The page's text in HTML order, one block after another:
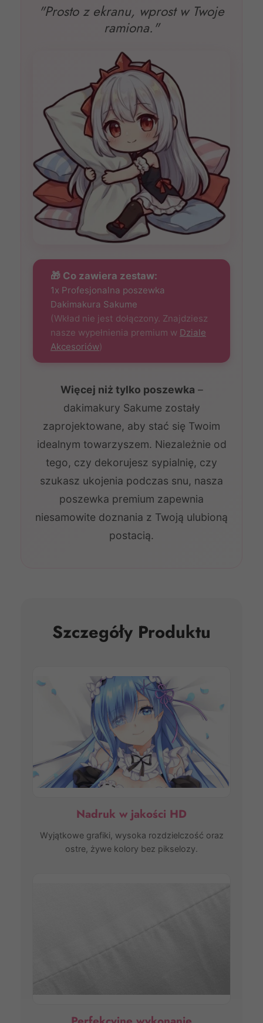
"Prosto z ekranu, wprost w Twoje
ramiona."
🎁 Co zawiera zestaw:
1x Profesjonalna poszewka
Dakimakura Sakume
(Wkład nie jest dołączony. Znajdziesz
nasze wypełnienia premium w Dziale
Akcesoriów)
Więcej niż tylko poszewka –
dakimakury Sakume zostały
zaprojektowane, aby stać się Twoim
idealnym towarzyszem. Niezależnie od
tego, czy dekorujesz sypialnię, czy
szukasz ukojenia podczas snu, nasza
poszewka premium zapewnia
niesamowite doznania z Twoją ulubioną
postacią.
Szczegóły Produktu
Nadruk w jakości HD
Wyjątkowe grafiki, wysoka rozdzielczość oraz
ostre, żywe kolory bez pikselozy.